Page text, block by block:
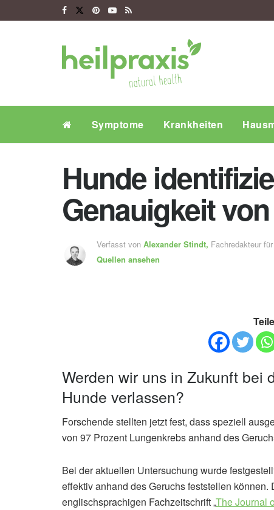
Symptome Krankheiten
Hunde
Genauigkeit
Verfasst von Alexander Stindt, Fachredakteur
Quellen ansehen
Werden wir uns in Zukunft bei
Hunde verlassen?
Forschende stellten jetzt fest, dass speziell
von 97 Prozent Lungenkrebs anhand des
Bei der aktuellen Untersuchung wurde
effektiv anhand des Geruchs feststellen
englischsprachigen Fachzeitschrift „The Journal